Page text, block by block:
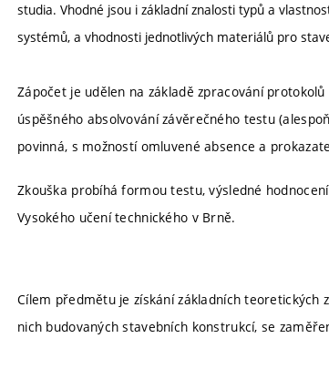
studia. Vhodné jsou i základní znalosti typů a
systémů, a vhodnosti jednotlivých materiálů pro
Zápočet je udělen na základě zpracování
úspěšného absolvování závěrečného testu
povinná, s možností omluvené absence a
Zkouška probíhá formou testu, výsledné
Vysokého učení technického v Brně.
Cílem předmětu je získání základních
nich budovaných stavebních konstrukcí, se